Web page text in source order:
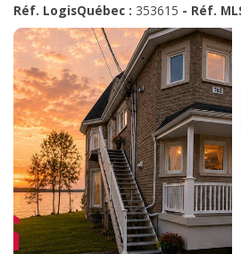
Réf. LogisQuébec : 353615 - Réf.